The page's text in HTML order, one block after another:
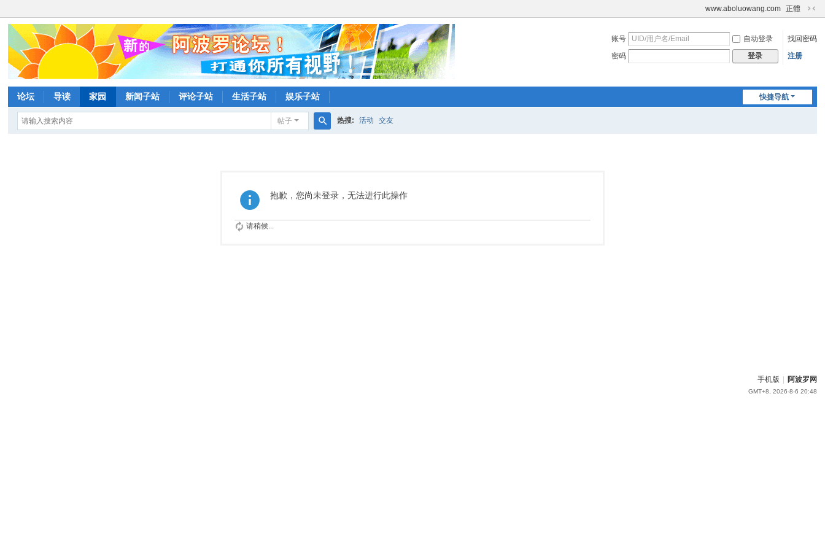
www.aboluowang.com 正體
切
到
账号 自动登录
找回密码
密码
登录 注册
快捷导航
论坛 导读 家园 新闻子站 评论子站 生活子站 娱乐子站
帖子 热搜: 活动 交友
抱歉，您尚未登录，无法进行此操作
请稍候...
手机版 阿波罗网
GMT+8, 2026-8-6 20:48